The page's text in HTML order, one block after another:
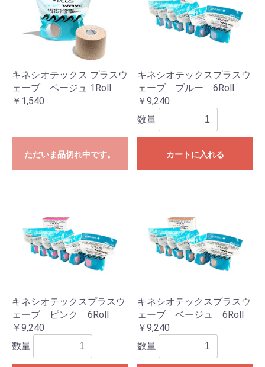
キネシオテックス プラスウ
ェーブ ベージュ 1Roll
￥1,540
ただいま品切れ中です。
キネシオテックスプラスウ
ェーブ ブルー 6Roll
￥9,240
数量
カートに入れる
キネシオテックスプラスウ
ェーブ ピンク 6Roll
￥9,240
数量
キネシオテックスプラスウ
ェーブ ベージュ 6Roll
￥9,240
数量